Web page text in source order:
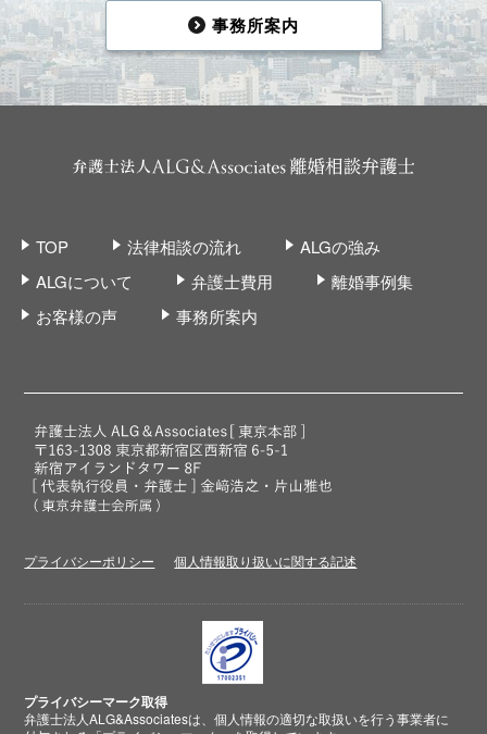
事務所案内
TOP 法律相談の流れ
ALGの強み
ALGについて
弁護士費用
離婚事例集
お客様の声
事務所案内
プライバシーポリシー 個人情報取り扱いに関する記述
プライバシーマーク取得
弁護士法人ALG&Associatesは、個人情報の適切な取扱いを行う事業者に